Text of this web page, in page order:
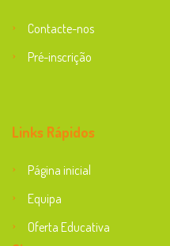
Contacte-nos
Pré-inscrição
Links Rápidos
Página inicial
Equipa
Oferta Educativa